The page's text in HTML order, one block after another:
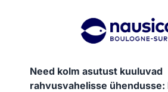
Need kolm asutust kuuluvad
rahvusvahelisse ühendusse: